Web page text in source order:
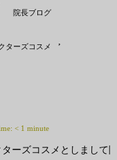
院長ブログ
,
ターズコスメ
< 1 minute
ーズコスメとしまして